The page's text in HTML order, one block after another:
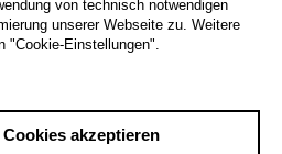
von technisch notwendigen
unserer Webseite zu. Weitere
"Cookie-Einstellungen".
akzeptieren